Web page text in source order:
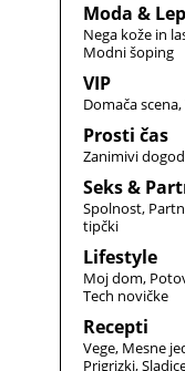
Moda &
Nega kože in
Modni šoping
VIP
Domača scena
Prosti čas
Zanimivi
Seks &
Spolnost
tipčki
Lifestyle
Moj dom
Tech novičke
Recepti
Vege Mesne
Prigrizki